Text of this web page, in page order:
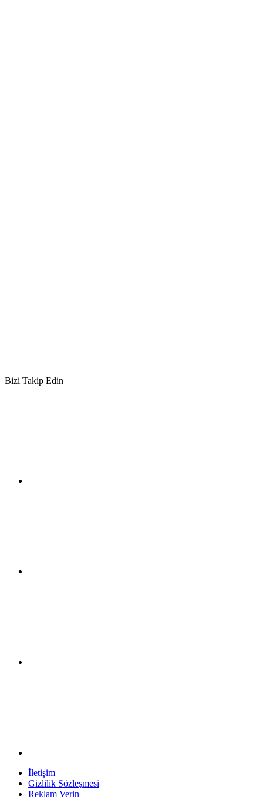
Bizi Takip Edin
İletişim
Gizlilik Sözleşmesi
Reklam Verin